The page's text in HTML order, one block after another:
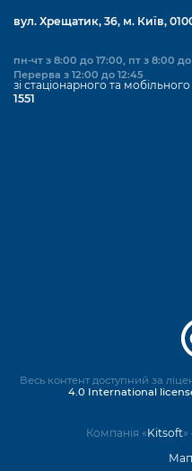
вул. Хрещатик, 36, м. Київ,
пн-чт з 8:00 до 17:00, пт з 8:00 до
Перерва з 12:00 до 12:45
зі стаціонарного та мобільного
1551
Компанія «Kitsoft
Весь контент доступний за
4.0 International